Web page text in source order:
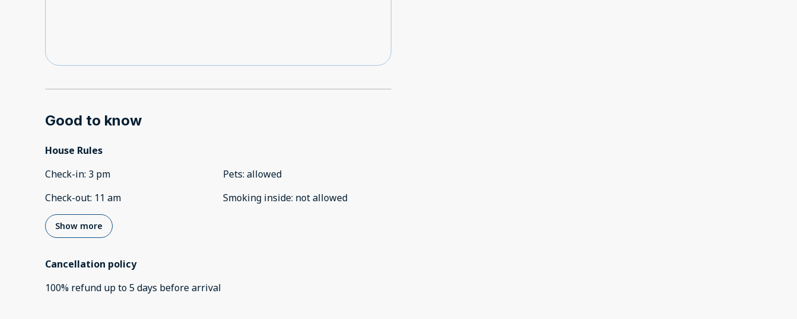
Good to know
House Rules
Check-in: 3 pm
Check-out: 11 am
Pets: allowed
Smoking inside: not allowed
Show more
Cancellation policy
100% refund up to5 days beforearrival